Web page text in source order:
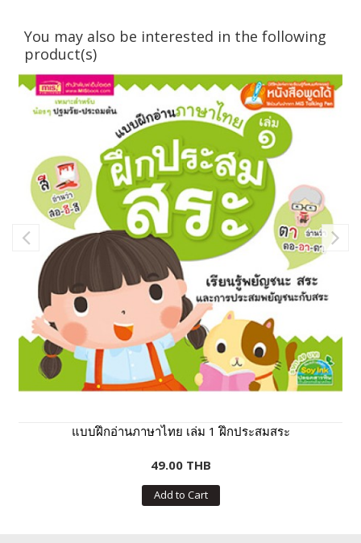
You may also be interested in the following
product(s)
แบบฝึกอ่านภาษาไทย เล่ม 1 ฝึกประสมสระ
49.00 THB
Add to Cart